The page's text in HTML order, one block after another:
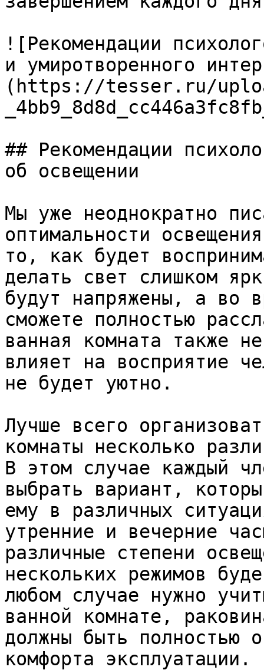
![Рекомендации
и умиротворенного
(https://tesser.ru/
## Рекомендации
об освещении
Мы уже неоднократно
оптимальности
то, как будет
делать свет слишком
будут напряжены, а во
сможете полностью
ванная комната также
влияет на восприятие
не будет уютно.
Лучше всего
комнаты несколько
В этом случае каждый
выбрать вариант,
ему в различных
утренние и вечерние
различные степени
нескольких режимов
любом случае нужно
ванной комнате,
должны быть полностью
комфорта эксплуатации.